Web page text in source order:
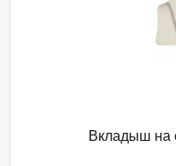
Вкладыш на